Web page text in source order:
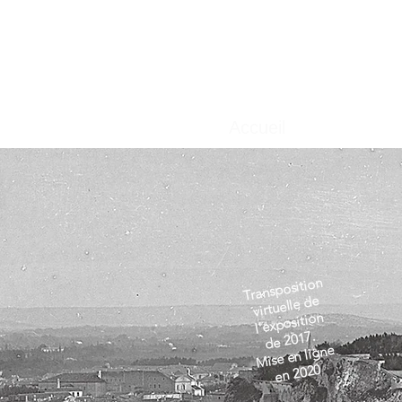
Transposition
virtuelle de
l'exposition
de 2017.
Mise en ligne
en 2020